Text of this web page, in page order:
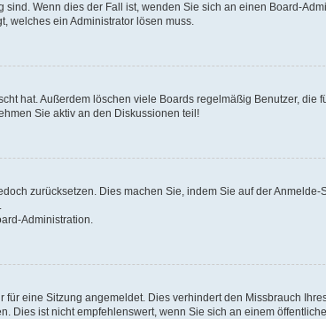
Wenn dies der Fall ist, wenden Sie sich an einen Board-
welches ein Administrator lösen muss.
hat. Außerdem löschen viele Boards regelmäßig Benutzer, die
Sie aktiv an den Diskussionen teil!
zurücksetzen. Dies machen Sie, indem Sie auf der Anmelde-
Administration.
eine Sitzung angemeldet. Dies verhindert den Missbrauch
Dies ist nicht empfehlenswert, wenn Sie sich an einem